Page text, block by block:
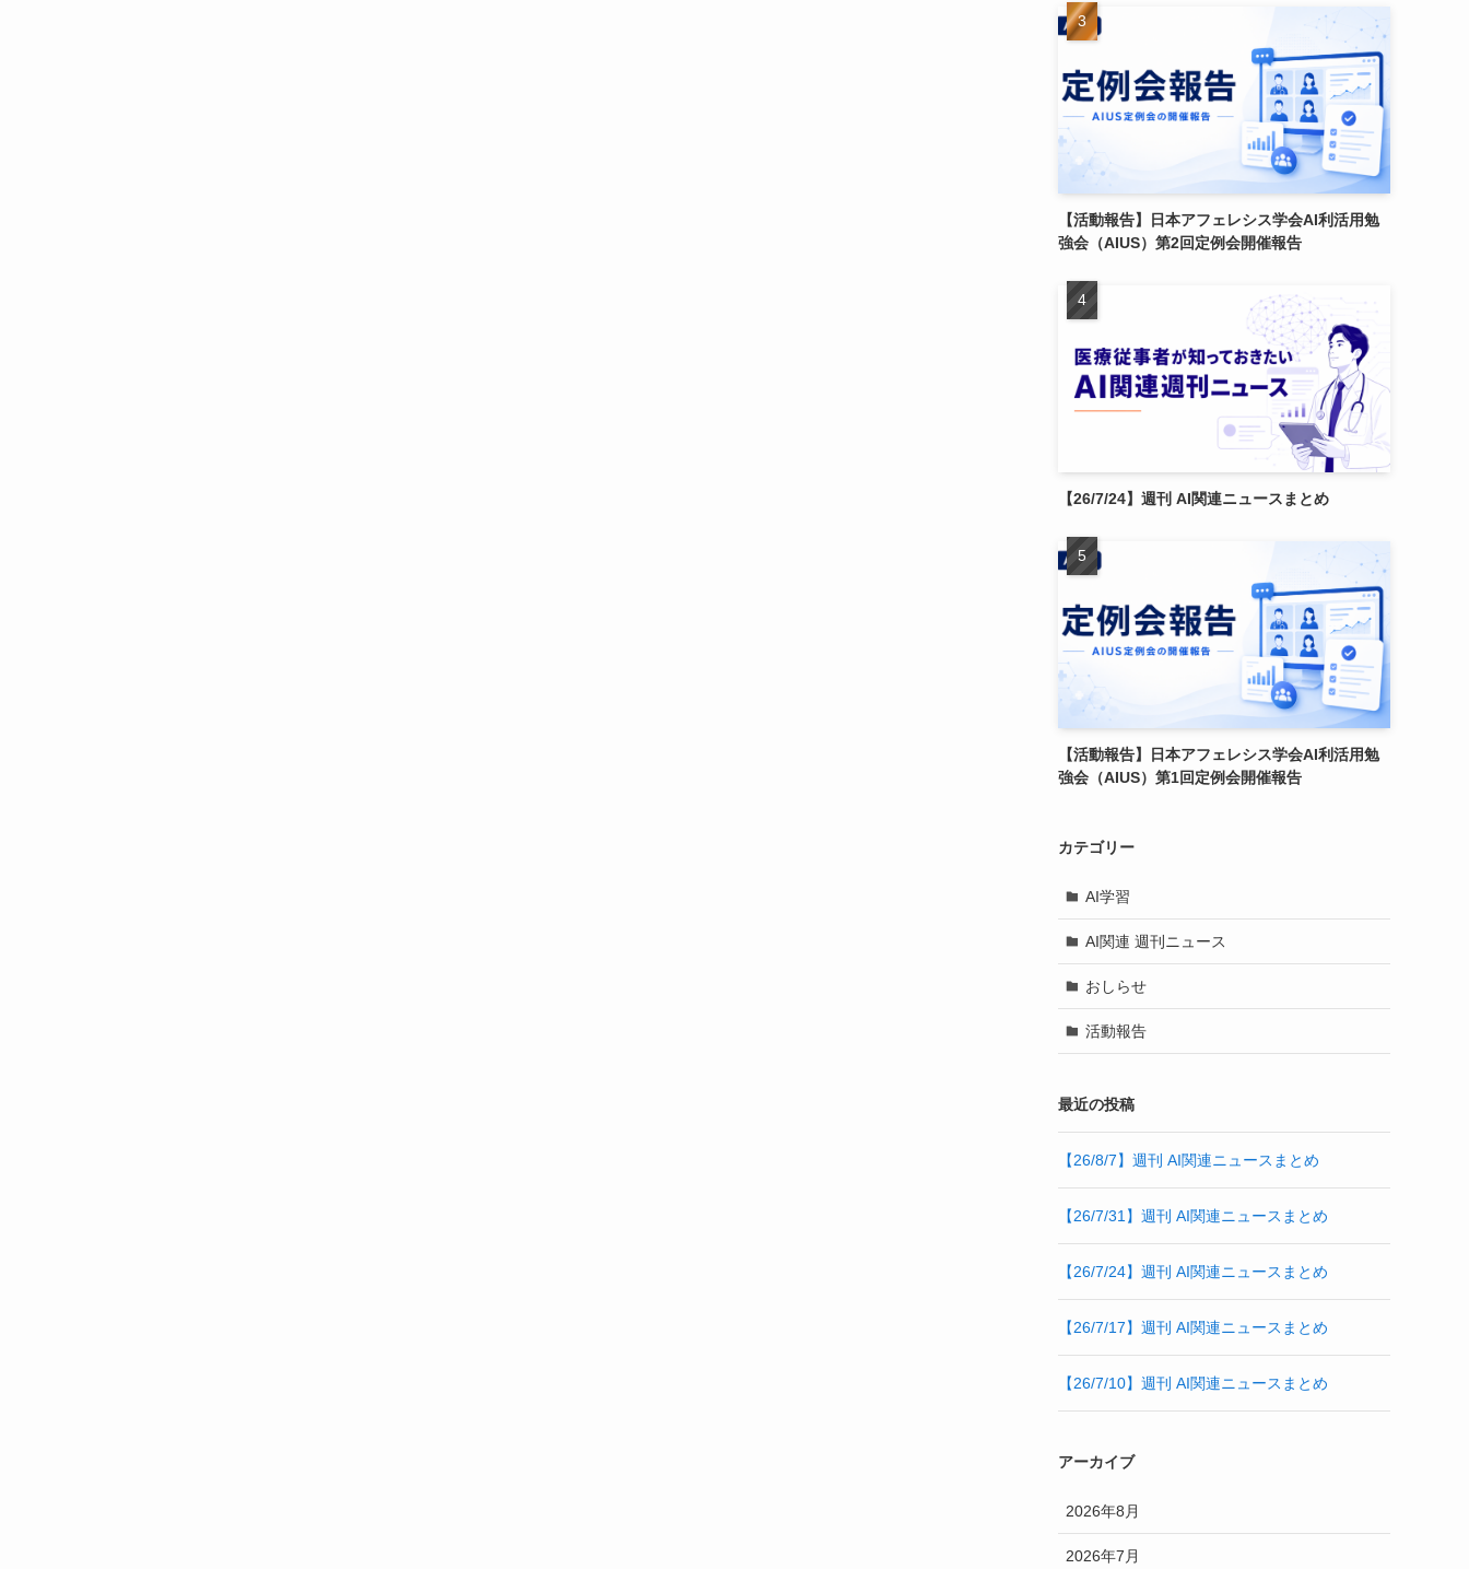
【活動報告】日本アフェレシス学会AI利活用勉
強会（AIUS）第2回定例会開催報告
【26/7/24】週刊 AI関連ニュースまとめ
【活動報告】日本アフェレシス学会AI利活用勉
強会（AIUS）第1回定例会開催報告
カテゴリー
AI学習
AI関連 週刊ニュース
おしらせ
活動報告
最近の投稿
【26/8/7】週刊 AI関連ニュースまとめ
【26/7/31】週刊 AI関連ニュースまとめ
【26/7/24】週刊 AI関連ニュースまとめ
【26/7/17】週刊 AI関連ニュースまとめ
【26/7/10】週刊 AI関連ニュースまとめ
アーカイブ
2026年8月
2026年7月